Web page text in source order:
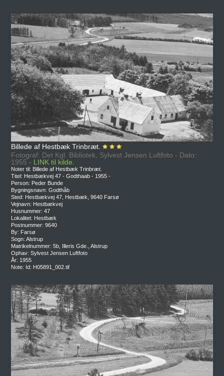
Billede af Hestbæk Trinbræt.
Fotograf: Det Kgl. Bibliotek, Sylvest Jensen Luftfoto - Dato:
1955 - LINK til kilde.
Noter til: Billede af Hestbæk Trinbræt.
Titel: Hestbækvej 47 - Godthaab - 1955 -
Person: Peder Bunde
Bygningsnavn: Godthåb
Sted: Hestbækvej 47, Hestbæk, 9640 Farsø
Vejnavn: Hestbækvej
Husnummer: 47
Lokalitet: Hestbæk
Postnummer: 9640
By: Farsø
Sogn: Alstrup
Matrikelnummer: 5b, Illeris Gde., Alstrup
Ophav: Sylvest Jensen Luftfoto
År: 1955
Note: Id: H05891_002.tif